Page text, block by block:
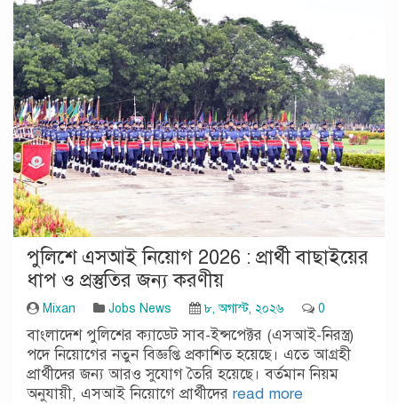
পুলিশে এসআই নিয়োগ 2026 : প্রার্থী বাছাইয়ের
ধাপ ও প্রস্তুতির জন্য করণীয়
Mixan Jobs News ৮, অগাস্ট, ২০২৬ 0
বাংলাদেশ পুলিশের ক্যাডেট সাব-ইন্সপেক্টর (এসআই-নিরস্ত্র)
পদে নিয়োগের নতুন বিজ্ঞপ্তি প্রকাশিত হয়েছে। এতে আগ্রহী
প্রার্থীদের জন্য আরও সুযোগ তৈরি হয়েছে। বর্তমান নিয়ম
অনুযায়ী, এসআই নিয়োগে প্রার্থীদের read more